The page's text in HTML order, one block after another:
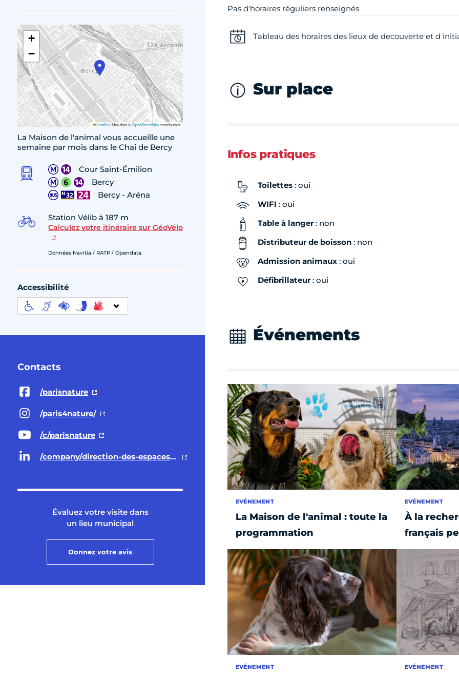
+
−
Leaflet|Map data ©OpenStreetMapcontributors
La Maison de l'animal vous accueille une
semaine par mois dans le Chai de Bercy
Cour Saint-Émilion
Bercy
Bercy - Aréna
Station Vélib à 187 m
Calculez votre itinéraire sur GéoVélo
Données Navitia / RATP / Opendata
Accessibilité
Contacts
/parisnature
/paris4nature/
/c/parisnature
/company/direction-des-espaces-verts-et-de-l-environnement-ville-de-paris/
Évaluez votre visite dans
un lieu municipal
Donnez votre avis
Pas d'horaires réguliers renseignés
Tableau des horaires des lieux de decouverte et d
Sur place
Infos pratiques
Toilettes: oui
WIFI : oui
Table à langer: non
Distributeur de boisson: non
Admission animaux: oui
Défibrillateur: oui
Événements
EVÉNEMENT
La Maison de l'animal : toute la
programmation
EVÉNEMENT
À la
français
EVÉNEMENT EVÉNEMENT